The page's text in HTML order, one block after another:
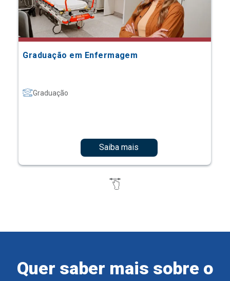
Graduação em Enfermagem
Graduação
Saiba mais
Quer saber mais sobre o